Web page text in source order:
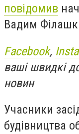
повідомив
Вадим
Facebook,
ваші швидкі
новин
Учасники
будівництва